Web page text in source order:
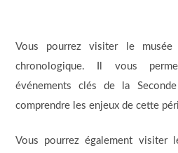
Vous pourrez visiter le musée
chronologique. Il vous
événements clés de la
comprendre les enjeux de cette
Vous pourrez également visiter